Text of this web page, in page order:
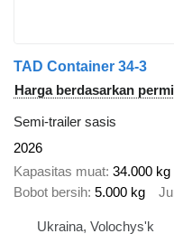
TAD Container 34-3
Harga berdasarkan
Semi-trailer sasis
2026
Kapasitas muat 34.000 kg
Bobot bersih 5.000 kg
Ukraina, Volochys'k